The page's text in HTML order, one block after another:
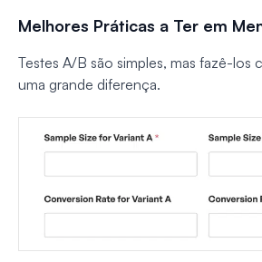
Melhores Práticas a Ter em
Testes A/B são simples, mas fazê-los
uma grande diferença.